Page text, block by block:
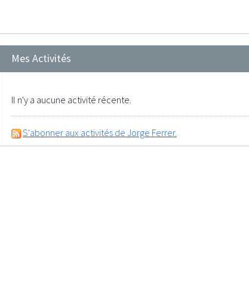
Mes Activités
Il n'y a aucune activité récente.
S'abonner aux activités de Jorge Ferrer.